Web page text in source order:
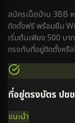
สมัครเน็ตบ้าน 3BB
ติดตั้งฟรี พร้อมยืม
เริ่มต้นเพียง 500 บา
ตรงกับที่อยู่ติดตั้งหรือ
ที่อยู่ตรงบัตร ปช
แนะนำ